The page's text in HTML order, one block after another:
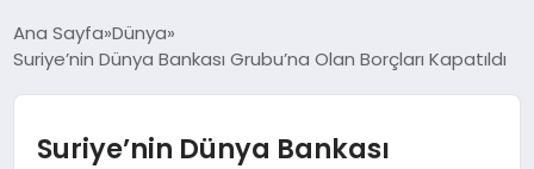
ANA SAYFA
Ana Sayfa Dünya
Suriye’nin Dünya Bankası Grubu’na Olan Borçları Kapatıldı
Suriye’nin Dünya Bankası